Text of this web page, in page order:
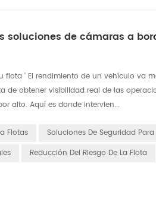
de cámaras a
flota ' El rendimiento de un vehículo va
de obtener visibilidad real de las
alto. Aquí es donde intervien...
Flotas
Soluciones De Seguridad
Reducción Del Riesgo De La Flota